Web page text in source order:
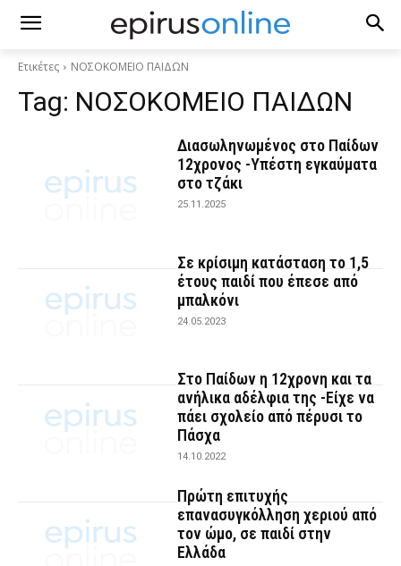
Ετικέτες ΝΟΣΟΚΟΜΕΙΟ ΠΑΙΔΩΝ
Tag: ΝΟΣΟΚΟΜΕΙΟ ΠΑΙΔΩΝ
Διασωληνωμένος στο Παίδων
12χρονος -Yπέστη εγκαύματα
στο τζάκι
25.11.2025
Σε κρίσιμη κατάσταση το 1,5
έτους παιδί που έπεσε από
μπαλκόνι
24.05.2023
Στο Παίδων η 12χρονη και τα
ανήλικα αδέλφια της -Είχε να
πάει σχολείο από πέρυσι το
Πάσχα
14.10.2022
Πρώτη επιτυχής
επανασυγκόλληση χεριού από
τον ώμο, σε παιδί στην
Ελλάδα